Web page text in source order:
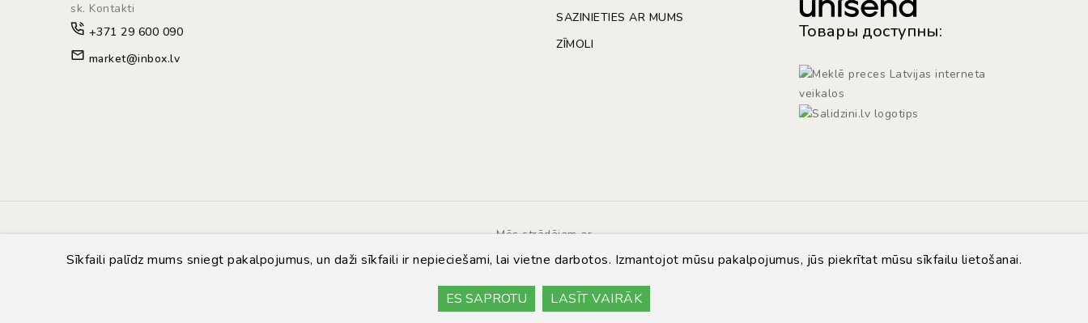
Sīkfaili palīdz mums sniegt pakalpojumus, un daži sīkfaili ir nepieciešami, lai vietne darbotos. Izmantojot mūsu pakalpojumus, jūs piekrītat mūsu sīkfailu lietošanai.
ES SAPROTU LASĪT VAIRĀK
sk. Kontakti
+371 29 600 090
market@inbox.lv
SAZINIETIES AR MUMS
ZĪMOLI
Товары доступны:
Mēs strādājam ar